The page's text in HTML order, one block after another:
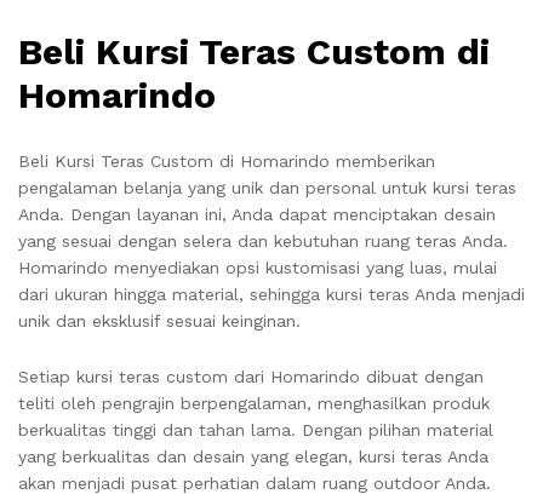
Beli Kursi Teras Custom di
Homarindo
Beli Kursi Teras Custom di Homarindo memberikan
pengalaman belanja yang unik dan personal untuk kursi teras
Anda. Dengan layanan ini, Anda dapat menciptakan desain
yang sesuai dengan selera dan kebutuhan ruang teras Anda.
Homarindo menyediakan opsi kustomisasi yang luas, mulai
dari ukuran hingga material, sehingga kursi teras Anda menjadi
unik dan eksklusif sesuai keinginan.
Setiap kursi teras custom dari Homarindo dibuat dengan
teliti oleh pengrajin berpengalaman, menghasilkan produk
berkualitas tinggi dan tahan lama. Dengan pilihan material
yang berkualitas dan desain yang elegan, kursi teras Anda
akan menjadi pusat perhatian dalam ruang outdoor Anda.